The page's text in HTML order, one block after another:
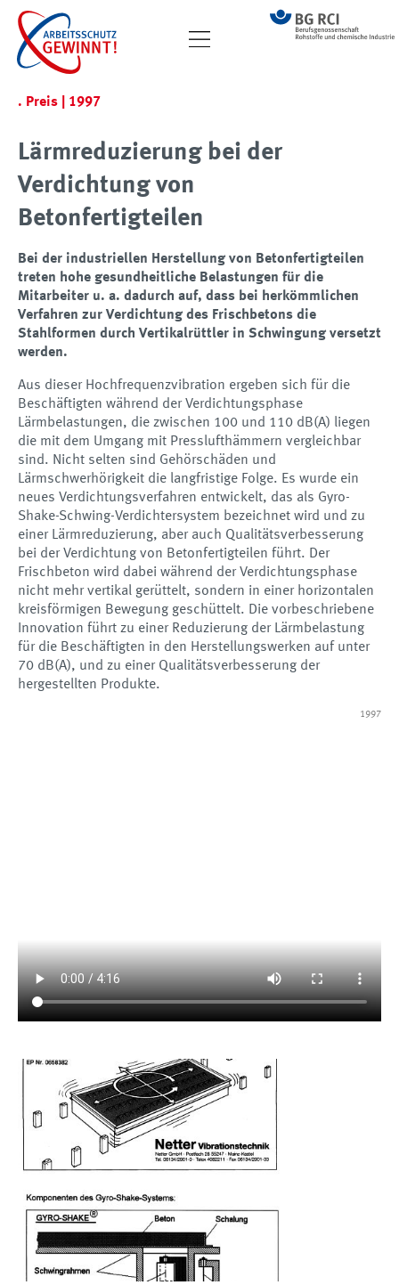
. Preis | 1997
Lärmreduzierung bei der
Verdichtung von
Betonfertigteilen
Bei der industriellen Herstellung von Betonfertigteilen
treten hohe gesundheitliche Belastungen für die
Mitarbeiter u. a. dadurch auf, dass bei herkömmlichen
Verfahren zur Verdichtung des Frischbetons die
Stahlformen durch Vertikalrüttler in Schwingung versetzt
werden.
Aus dieser Hochfrequenzvibration ergeben sich für die
Beschäftigten während der Verdichtungsphase
Lärmbelastungen, die zwischen 100 und 110 dB(A) liegen
die mit dem Umgang mit Presslufthämmern vergleichbar
sind. Nicht selten sind Gehörschäden und
Lärmschwerhörigkeit die langfristige Folge. Es wurde ein
neues Verdichtungsverfahren entwickelt, das als Gyro-
Shake-Schwing-Verdichtersystem bezeichnet wird und zu
einer Lärmreduzierung, aber auch Qualitätsverbesserung
bei der Verdichtung von Betonfertigteilen führt. Der
Frischbeton wird dabei während der Verdichtungsphase
nicht mehr vertikal gerüttelt, sondern in einer horizontalen
kreisförmigen Bewegung geschüttelt. Die vorbeschriebene
Innovation führt zu einer Reduzierung der Lärmbelastung
für die Beschäftigten in den Herstellungswerken auf unter
70 dB(A), und zu einer Qualitätsverbesserung der
hergestellten Produkte.
1997